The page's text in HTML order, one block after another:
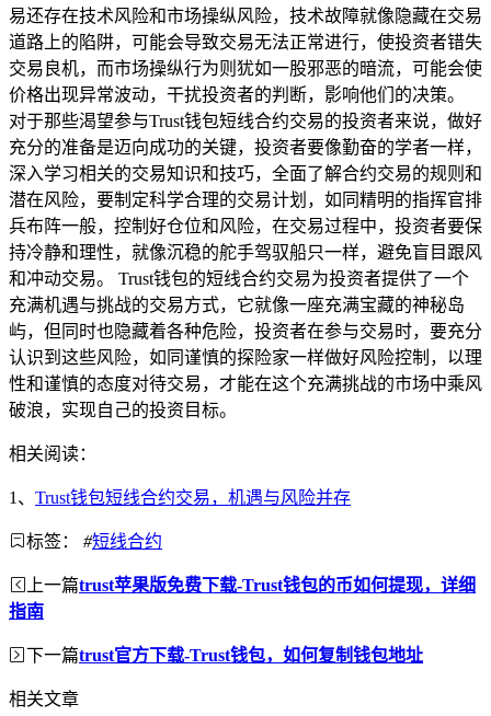
易还存在技术风险和市场操纵风险，技术故障就像隐藏在交易
道路上的陷阱，可能会导致交易无法正常进行，使投资者错失
交易良机，而市场操纵行为则犹如一股邪恶的暗流，可能会使
价格出现异常波动，干扰投资者的判断，影响他们的决策。
对于那些渴望参与Trust钱包短线合约交易的投资者来说，做好
充分的准备是迈向成功的关键，投资者要像勤奋的学者一样，
深入学习相关的交易知识和技巧，全面了解合约交易的规则和
潜在风险，要制定科学合理的交易计划，如同精明的指挥官排
兵布阵一般，控制好仓位和风险，在交易过程中，投资者要保
持冷静和理性，就像沉稳的舵手驾驭船只一样，避免盲目跟风
和冲动交易。 Trust钱包的短线合约交易为投资者提供了一个
充满机遇与挑战的交易方式，它就像一座充满宝藏的神秘岛
屿，但同时也隐藏着各种危险，投资者在参与交易时，要充分
认识到这些风险，如同谨慎的探险家一样做好风险控制，以理
性和谨慎的态度对待交易，才能在这个充满挑战的市场中乘风
破浪，实现自己的投资目标。
相关阅读：
1、 Trust钱包短线合约交易，机遇与风险并存
标签： #短线合约
上一篇trust苹果版免费下载-Trust钱包的币如何提现，详细
指南
下一篇trust官方下载-Trust钱包，如何复制钱包地址
相关文章